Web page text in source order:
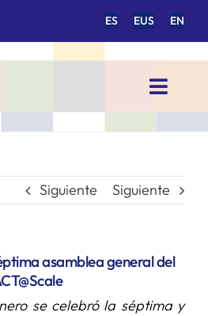
ES EUS EN
Toggle
Siguiente Siguiente
asamblea general del
se celebró la séptima y